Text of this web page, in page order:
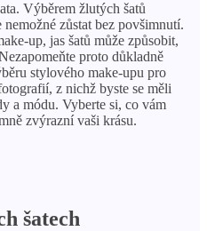
Výběrem žlutých šatů
zůstat bez povšimnutí.
up, jas šatů může způsobit,
proto důkladně
stylového make-upu pro
z nichž byste se měli
a módu. Vyberte si, co vám
zvýrazní vaši krásu.
šatech